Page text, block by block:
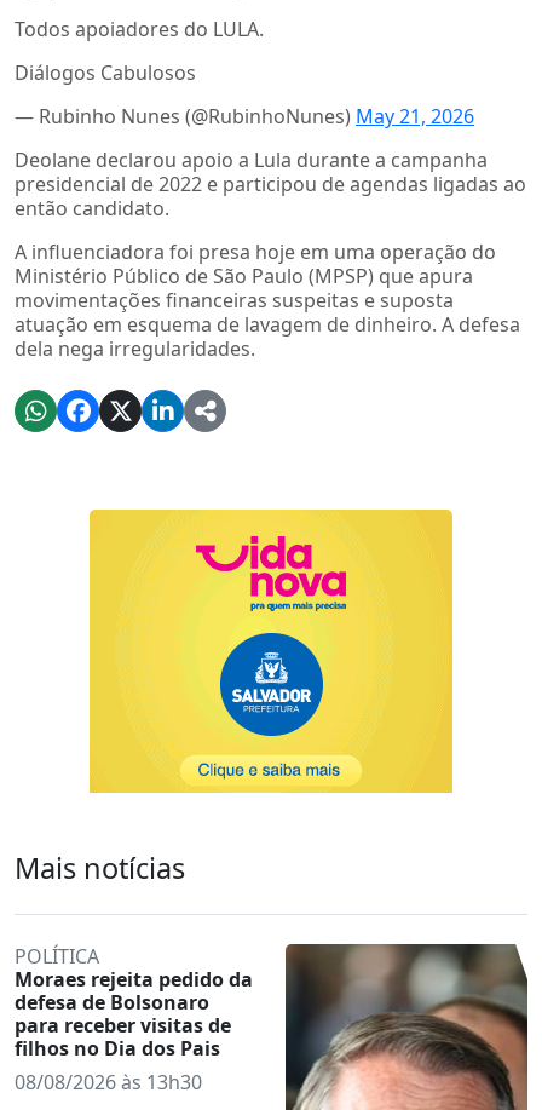
Todos apoiadores do LULA.
Diálogos Cabulosos
— Rubinho Nunes (@RubinhoNunes) May 21, 2026
Deolane declarou apoio a Lula durante a campanha
presidencial de 2022 e participou de agendas ligadas ao
então candidato.
A influenciadora foi presa hoje em uma operação do
Ministério Público de São Paulo (MPSP) que apura
movimentações financeiras suspeitas e suposta
atuação em esquema de lavagem de dinheiro. A defesa
dela nega irregularidades.
Mais notícias
POLÍTICA
Moraes rejeita pedido da
defesa de Bolsonaro
para receber visitas de
filhos no Dia dos Pais
08/08/2026 às 13h30